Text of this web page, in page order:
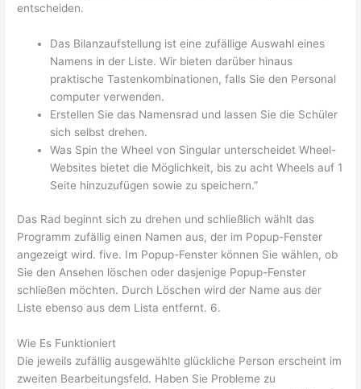
entscheiden.
Das Bilanzaufstellung ist eine zufällige Auswahl eines
Namens in der Liste. Wir bieten darüber hinaus
praktische Tastenkombinationen, falls Sie den Personal
computer verwenden.
Erstellen Sie das Namensrad und lassen Sie die Schüler
sich selbst drehen.
Was Spin the Wheel von Singular unterscheidet Wheel-
Websites bietet die Möglichkeit, bis zu acht Wheels auf 1
Seite hinzuzufügen sowie zu speichern.”
Das Rad beginnt sich zu drehen und schließlich wählt das
Programm zufällig einen Namen aus, der im Popup-Fenster
angezeigt wird. five. Im Popup-Fenster können Sie wählen, ob
Sie den Ansehen löschen oder dasjenige Popup-Fenster
schließen möchten. Durch Löschen wird der Name aus der
Liste ebenso aus dem Lista entfernt. 6.
Wie Es Funktioniert
Die jeweils zufällig ausgewählte glückliche Person erscheint im
zweiten Bearbeitungsfeld. Haben Sie Probleme zu